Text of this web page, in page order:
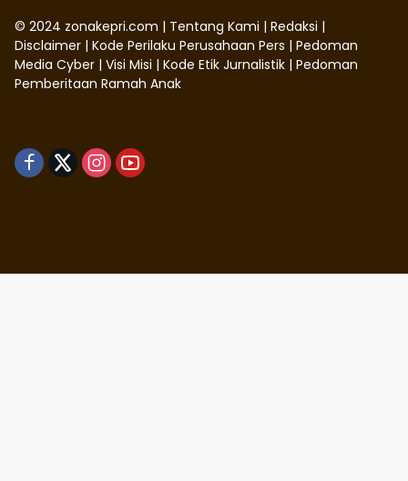
© 2024 zonakepri.com | Tentang Kami | Redaksi |
Disclaimer | Kode Perilaku Perusahaan Pers | Pedoman
Media Cyber | Visi Misi | Kode Etik Jurnalistik | Pedoman
Pemberitaan Ramah Anak